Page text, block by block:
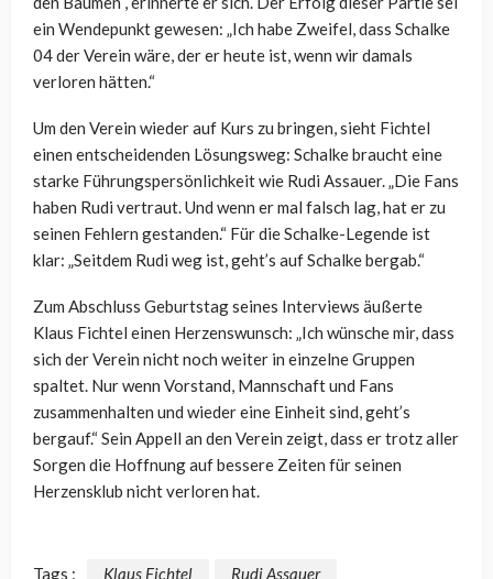
ein Wendepunkt gewesen: „Ich habe Zweifel, dass Schalke
04 der Verein wäre, der er heute ist, wenn wir damals
verloren hätten.“
Um den Verein wieder auf Kurs zu bringen, sieht Fichtel
einen entscheidenden Lösungsweg: Schalke braucht eine
starke Führungspersönlichkeit wie Rudi Assauer. „Die Fans
haben Rudi vertraut. Und wenn er mal falsch lag, hat er zu
seinen Fehlern gestanden.“ Für die Schalke-Legende ist
klar: „Seitdem Rudi weg ist, geht’s auf Schalke bergab.“
Zum Abschluss Geburtstag seines Interviews äußerte
Klaus Fichtel einen Herzenswunsch: „Ich wünsche mir, dass
sich der Verein nicht noch weiter in einzelne Gruppen
spaltet. Nur wenn Vorstand, Mannschaft und Fans
zusammenhalten und wieder eine Einheit sind, geht’s
bergauf.“ Sein Appell an den Verein zeigt, dass er trotz aller
Sorgen die Hoffnung auf bessere Zeiten für seinen
Herzensklub nicht verloren hat.
Tags : Klaus Fichtel Rudi Assauer